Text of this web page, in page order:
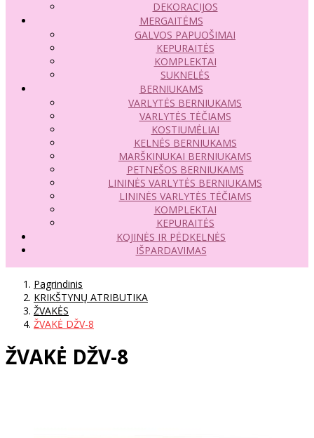
DEKORACIJOS
MERGAITĖMS
GALVOS PAPUOŠIMAI
KEPURAITĖS
KOMPLEKTAI
SUKNELĖS
BERNIUKAMS
VARLYTĖS BERNIUKAMS
VARLYTĖS TĖČIAMS
KOSTIUMĖLIAI
KELNĖS BERNIUKAMS
MARŠKINUKAI BERNIUKAMS
PETNEŠOS BERNIUKAMS
LININĖS VARLYTĖS BERNIUKAMS
LININĖS VARLYTĖS TĖČIAMS
KOMPLEKTAI
KEPURAITĖS
KOJINĖS IR PĖDKELNĖS
IŠPARDAVIMAS
Pagrindinis
KRIKŠTYNŲ ATRIBUTIKA
ŽVAKĖS
ŽVAKĖ DŽV-8
ŽVAKĖ DŽV-8